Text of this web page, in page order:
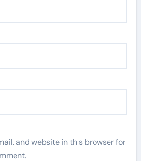
and website in this browser for